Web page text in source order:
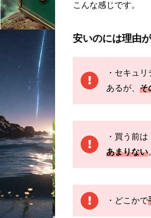
こんな感じです。
安いのには理由
・セキュ
あるが、 そ
・買う前
あまりない
・どこかで